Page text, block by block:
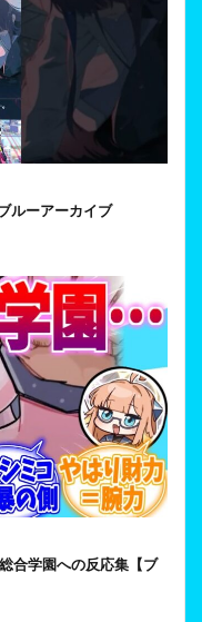
ルーアーカイブ
合学園への反応集【ブ